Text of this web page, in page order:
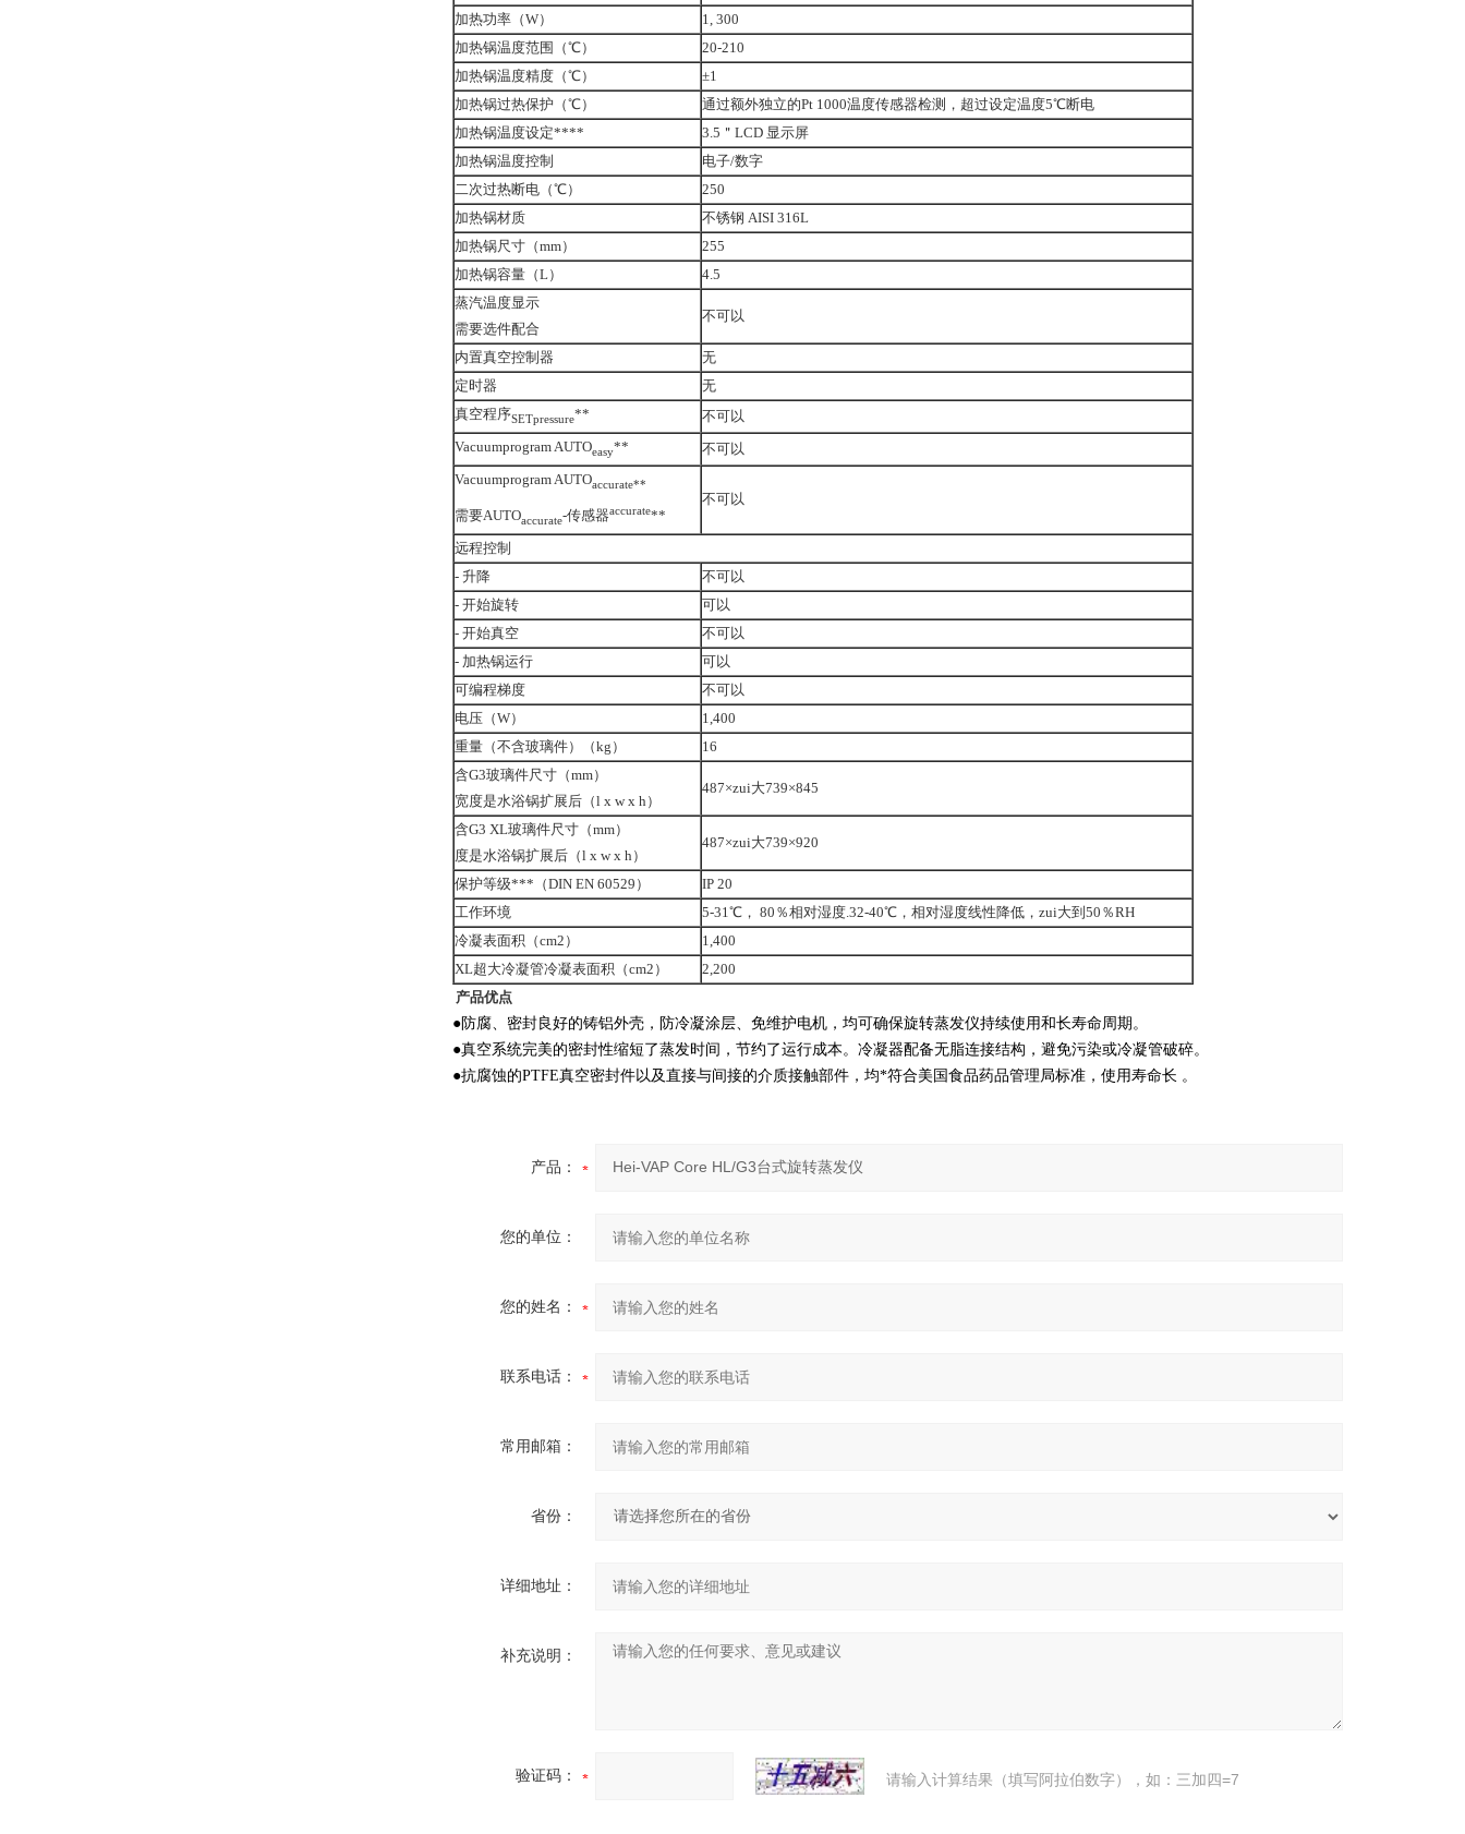
加热功率（W）
1, 300
加热锅温度范围（℃）
20-210
加热锅温度精度（℃）
±1
加热锅过热保护（℃）
通过额外独立的Pt 1000温度传感器检测，超过设定温度5℃断电
加热锅温度设定****
3.5＂LCD 显示屏
加热锅温度控制
电子/数字
二次过热断电（℃）
250
加热锅材质
不锈钢 AISI 316L
加热锅尺寸（mm）
255
加热锅容量（L）
4.5
蒸汽温度显示
需要选件配合
不可以
内置真空控制器
无
定时器
无
真空程序SETpressure**
不可以
Vacuumprogram AUTOeasy**
不可以
Vacuumprogram AUTOaccurate**
需要AUTOaccurate-传感器accurate**
不可以
远程控制
- 升降
不可以
- 开始旋转
可以
- 开始真空
不可以
- 加热锅运行
可以
可编程梯度
不可以
电压（W）
1,400
重量（不含玻璃件）（kg）
16
含G3玻璃件尺寸（mm）
宽度是水浴锅扩展后（l x w x h）
487×zui大739×845
含G3 XL玻璃件尺寸（mm）
度是水浴锅扩展后（l x w x h）
487×zui大739×920
保护等级***（DIN EN 60529）
IP 20
工作环境
5-31℃， 80％相对湿度.32-40℃，相对湿度线性降低，zui大到50％RH
冷凝表面积（cm2）
1,400
XL超大冷凝管冷凝表面积（cm2）
2,200
产品优点
●防腐、密封良好的铸铝外壳，防冷凝涂层、免维护电机，均可确保旋转蒸发仪持续使用和长寿命周期。
●真空系统完美的密封性缩短了蒸发时间，节约了运行成本。冷凝器配备无脂连接结构，避免污染或冷凝管破碎。
●抗腐蚀的PTFE真空密封件以及直接与间接的介质接触部件，均*符合美国食品药品管理局标准，使用寿命长 。
产品：
您的单位：
您的姓名：
联系电话：
常用邮箱：
省份：
详细地址：
补充说明：
验证码： 请输入计算结果（填写阿拉伯数字），如：三加四=7